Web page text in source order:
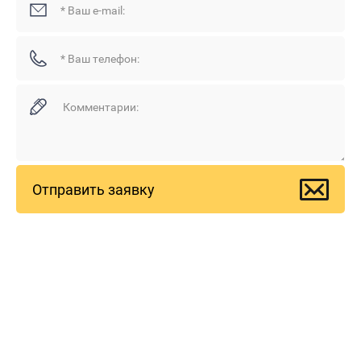
Отправить заявку